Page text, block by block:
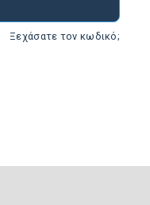
Ξεχάσατε τον κωδικό;